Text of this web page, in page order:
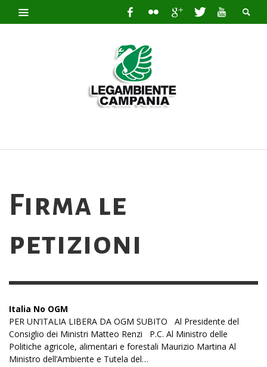
Firma le
petizioni
Italia No OGM
PER UN’ITALIA LIBERA DA OGM SUBITO Al Presidente del
Consiglio dei Ministri Matteo Renzi P.C. Al Ministro delle
Politiche agricole, alimentari e forestali Maurizio Martina Al
Ministro dell’Ambiente e Tutela del…